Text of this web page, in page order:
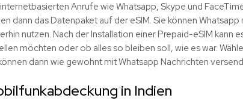
Anrufe wie Whatsapp, Skype und
dann das Datenpaket auf der eSIM. Sie können
nutzen. Nach der Installation einer Prepaid-eSIM kann
möchten oder ob alles so bleiben soll, wie es war.
dann wie gewohnt mit Whatsapp Nachrichten
in Indien